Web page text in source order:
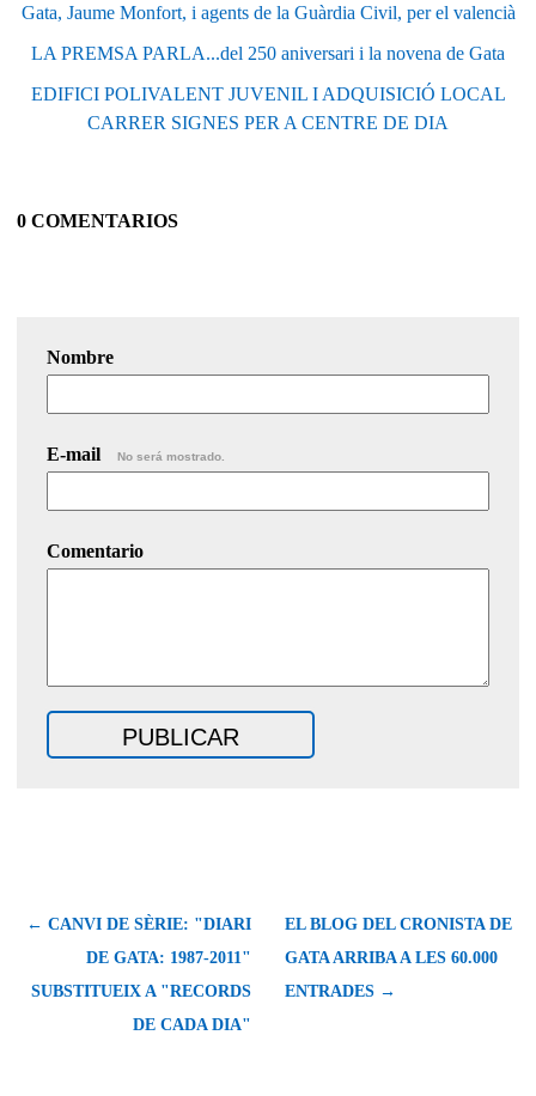
Gata, Jaume Monfort, i agents de la Guàrdia Civil, per el valencià
LA PREMSA PARLA...del 250 aniversari i la novena de Gata
EDIFICI POLIVALENT JUVENIL I ADQUISICIÓ LOCAL
CARRER SIGNES PER A CENTRE DE DIA
0 COMENTARIOS
Nombre
E-mail No será mostrado.
Comentario
← CANVI DE SÈRIE: "DIARI
DE GATA: 1987-2011"
SUBSTITUEIX A "RECORDS
DE CADA DIA"
EL BLOG DEL CRONISTA DE
GATA ARRIBA A LES 60.000
ENTRADES →